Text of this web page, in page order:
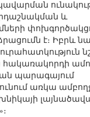
և
է։ Իբրև
պարագայում
առկա